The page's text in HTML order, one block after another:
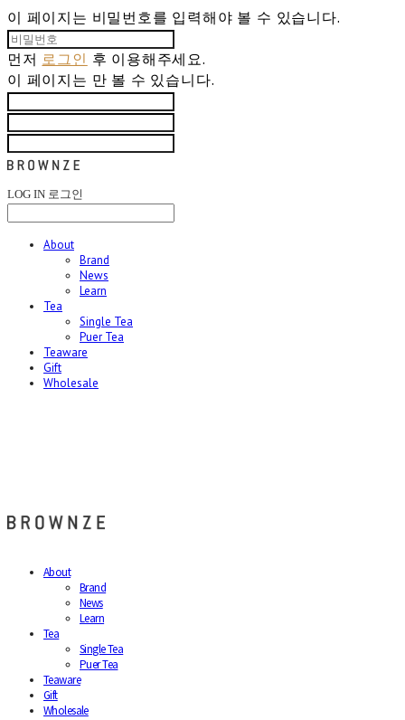
이 페이지는 비밀번호를 입력해야 볼 수 있습니다.
먼저 로그인 후 이용해주세요.
이 페이지는 만 볼 수 있습니다.
LOG IN 로그인
About
Brand
News
Learn
Tea
Single Tea
Puer Tea
Teaware
Gift
Wholesale
About
Brand
News
Learn
Tea
Single Tea
Puer Tea
Teaware
Gift
Wholesale